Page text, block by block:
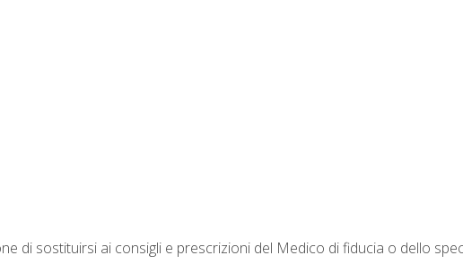
di sostituirsi ai consigli e prescrizioni del Medico di fiducia o dello